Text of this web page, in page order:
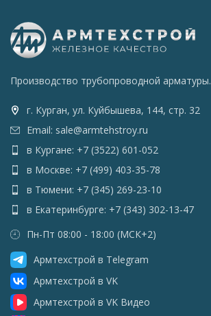
Производство трубопроводной арматуры.
г. Курган, ул. Куйбышева, 144, стр. 32
Email: sale@armtehstroy.ru
в Кургане: +7 (3522) 601-052
в Москве: +7 (499) 403-35-78
в Тюмени: +7 (345) 269-23-10
в Екатеринбурге: +7 (343) 302-13-47
Пн-Пт 08:00 - 18:00 (МСК+2)
Армтехстрой в Telegram
Армтехстрой в VK
Армтехстрой в VK Видео